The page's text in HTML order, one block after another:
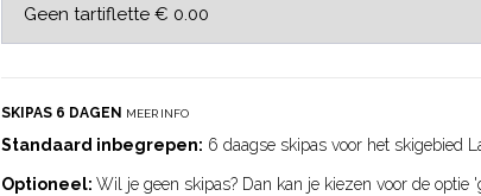
SKIPAS 6 DAGEN MEER INFO
Standaard inbegrepen: 6 daagse skipas voor het skigebied
Optioneel: Wil je geen skipas? Dan kan je kiezen voor de optie